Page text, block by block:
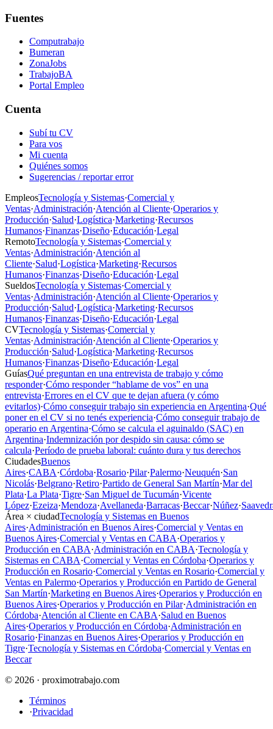
Fuentes
Computrabajo
Bumeran
ZonaJobs
TrabajoBA
Portal Empleo
Cuenta
Subí tu CV
Para vos
Mi cuenta
Quiénes somos
Sugerencias / reportar error
EmpleosTecnología y Sistemas·Comercial y
Ventas·Administración·Atención al Cliente·Operarios y
Producción·Salud·Logística·Marketing·Recursos
Humanos·Finanzas·Diseño·Educación·Legal
RemotoTecnología y Sistemas·Comercial y
Ventas·Administración·Atención al
Cliente·Salud·Logística·Marketing·Recursos
Humanos·Finanzas·Diseño·Educación·Legal
SueldosTecnología y Sistemas·Comercial y
Ventas·Administración·Atención al Cliente·Operarios y
Producción·Salud·Logística·Marketing·Recursos
Humanos·Finanzas·Diseño·Educación·Legal
CVTecnología y Sistemas·Comercial y
Ventas·Administración·Atención al Cliente·Operarios y
Producción·Salud·Logística·Marketing·Recursos
Humanos·Finanzas·Diseño·Educación·Legal
GuíasQué preguntan en una entrevista de trabajo y cómo
responder·Cómo responder “hablame de vos” en una
entrevista·Errores en el CV que te dejan afuera (y cómo
evitarlos)·Cómo conseguir trabajo sin experiencia en Argentina·Qué
poner en el CV si no tenés experiencia·Cómo conseguir trabajo de
operario en Argentina·Cómo se calcula el aguinaldo (SAC) en
Argentina·Indemnización por despido sin causa: cómo se
calcula·Período de prueba laboral: cuánto dura y tus derechos
CiudadesBuenos
Aires·CABA·Córdoba·Rosario·Pilar·Palermo·Neuquén·San
Nicolás·Belgrano·Retiro·Partido de General San Martín·Mar del
Plata·La Plata·Tigre·San Miguel de Tucumán·Vicente
López·Ezeiza·Mendoza·Avellaneda·Barracas·Beccar·Núñez·
Área × ciudadTecnología y Sistemas en Buenos
Aires·Administración en Buenos Aires·Comercial y Ventas en
Buenos Aires·Comercial y Ventas en CABA·Operarios y
Producción en CABA·Administración en CABA·Tecnología y
Sistemas en CABA·Comercial y Ventas en Córdoba·Operarios y
Producción en Rosario·Comercial y Ventas en Rosario·Comercial y
Ventas en Palermo·Operarios y Producción en Partido de General
San Martín·Marketing en Buenos Aires·Operarios y Producción en
Buenos Aires·Operarios y Producción en Pilar·Administración en
Córdoba·Atención al Cliente en CABA·Salud en Buenos
Aires·Operarios y Producción en Córdoba·Administración en
Rosario·Finanzas en Buenos Aires·Operarios y Producción en
Tigre·Tecnología y Sistemas en Córdoba·Comercial y Ventas en
Beccar
© 2026 · proximotrabajo.com
Términos
·Privacidad